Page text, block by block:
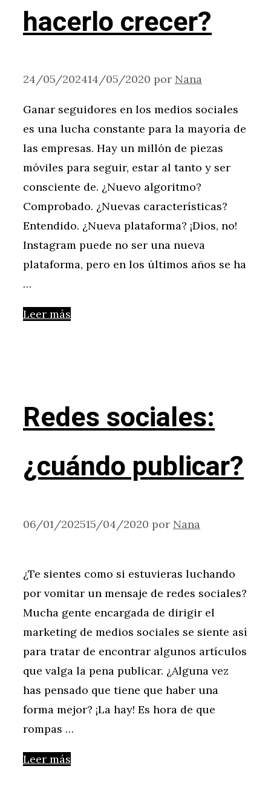
hacerlo crecer?
24/05/202414/05/2020 por Nana
Ganar seguidores en los medios sociales
es una lucha constante para la mayoría de
las empresas. Hay un millón de piezas
móviles para seguir, estar al tanto y ser
consciente de. ¿Nuevo algoritmo?
Comprobado. ¿Nuevas características?
Entendido. ¿Nueva plataforma? ¡Dios, no!
Instagram puede no ser una nueva
plataforma, pero en los últimos años se ha
…
Leer más
Redes sociales:
¿cuándo publicar?
06/01/202515/04/2020 por Nana
¿Te sientes como si estuvieras luchando
por vomitar un mensaje de redes sociales?
Mucha gente encargada de dirigir el
marketing de medios sociales se siente así
para tratar de encontrar algunos artículos
que valga la pena publicar. ¿Alguna vez
has pensado que tiene que haber una
forma mejor? ¡La hay! Es hora de que
rompas …
Leer más